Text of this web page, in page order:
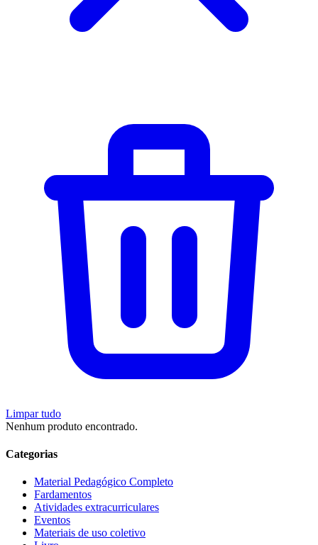
Limpar tudo
Nenhum produto encontrado.
Categorias
Material Pedagógico Completo
Fardamentos
Atividades extracurriculares
Eventos
Materiais de uso coletivo